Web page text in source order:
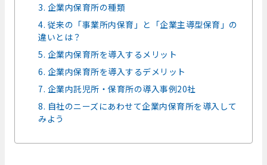
3. 企業内保育所の種類
4. 従来の「事業所内保育」と「企業主導型保育」の
違いとは？
5. 企業内保育所を導入するメリット
6. 企業内保育所を導入するデメリット
7. 企業内託児所・保育所の導入事例20社
8. 自社のニーズにあわせて企業内保育所を導入して
みよう